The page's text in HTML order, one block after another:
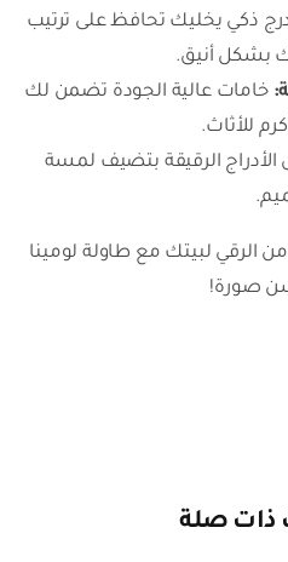
ذكي يخليك تحافظ على ترتيب
بشكل أنيق.
خامات عالية الجودة تضمن لك
للأثاث.
الرقيقة بتضيف لمسة
لبيتك مع طاولة لومينا
صورة!
ذات صلة